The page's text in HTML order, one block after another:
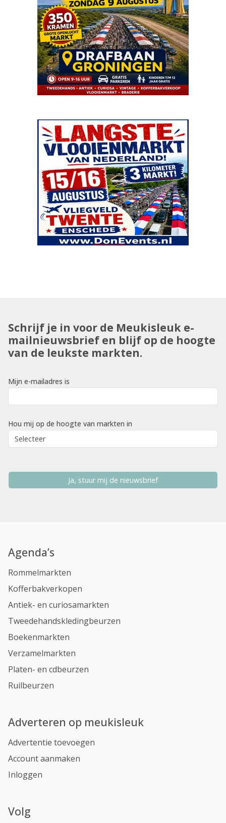
Schrijf je in voor de Meukisleuk e-
mailnieuwsbrief en blijf op de hoogte
van de leukste markten.
Mijn e-mailadres is
Hou mij op de hoogte van markten in
Ja, stuur mij de nieuwsbrief
Agenda’s
Rommelmarkten
Kofferbakverkopen
Antiek- en curiosamarkten
Tweedehandskledingbeurzen
Boekenmarkten
Verzamelmarkten
Platen- en cdbeurzen
Ruilbeurzen
Adverteren op meukisleuk
Advertentie toevoegen
Account aanmaken
Inloggen
Volg